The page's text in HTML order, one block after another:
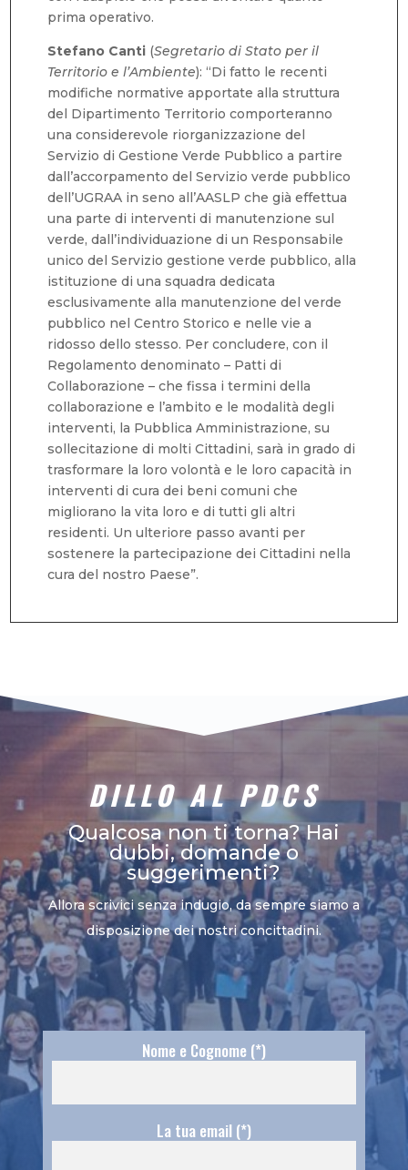
prima operativo.
Stefano Canti (Segretario di Stato per il
Territorio e l’Ambiente): “Di fatto le recenti
modifiche normative apportate alla struttura
del Dipartimento Territorio comporteranno
una considerevole riorganizzazione del
Servizio di Gestione Verde Pubblico a partire
dall’accorpamento del Servizio verde pubblico
dell’UGRAA in seno all’AASLP che già effettua
una parte di interventi di manutenzione sul
verde, dall’individuazione di un Responsabile
unico del Servizio gestione verde pubblico, alla
istituzione di una squadra dedicata
esclusivamente alla manutenzione del verde
pubblico nel Centro Storico e nelle vie a
ridosso dello stesso. Per concludere, con il
Regolamento denominato – Patti di
Collaborazione – che fissa i termini della
collaborazione e l’ambito e le modalità degli
interventi, la Pubblica Amministrazione, su
sollecitazione di molti Cittadini, sarà in grado di
trasformare la loro volontà e le loro capacità in
interventi di cura dei beni comuni che
migliorano la vita loro e di tutti gli altri
residenti. Un ulteriore passo avanti per
sostenere la partecipazione dei Cittadini nella
cura del nostro Paese”.
DILLO AL PDCS
Qualcosa non ti torna? Hai
dubbi, domande o
suggerimenti?
Allora scrivici senza indugio, da sempre siamo a
disposizione dei nostri concittadini.
Nome e Cognome (*)
La tua email (*)